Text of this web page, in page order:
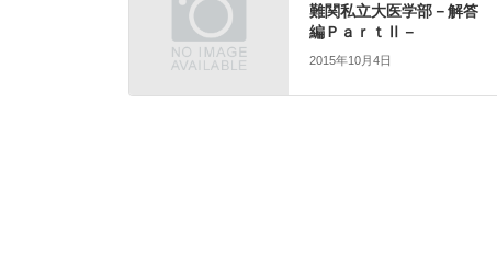
難関私立大医学部－解答
編ＰａｒｔⅡ－
2015年10月4日